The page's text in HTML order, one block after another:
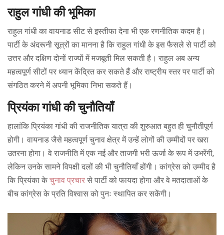
राहुल गांधी की भूमिका
राहुल गांधी का वायनाड सीट से इस्तीफा देना भी एक रणनीतिक कदम है।
पार्टी के अंदरूनी सूत्रों का मानना है कि राहुल गांधी के इस फैसले से पार्टी को
उत्तर और दक्षिण दोनों राज्यों में मजबूती मिल सकती है। राहुल अब अन्य
महत्वपूर्ण सीटों पर ध्यान केंद्रित कर सकते हैं और राष्ट्रीय स्तर पर पार्टी को
संगठित करने में अपनी भूमिका निभा सकते हैं।
प्रियंका गांधी की चुनौतियाँ
हालांकि प्रियंका गांधी की राजनीतिक यात्रा की शुरुआत बहुत ही चुनौतीपूर्ण
होगी। वायनाड जैसे महत्वपूर्ण चुनाव क्षेत्र में उन्हें लोगों की उम्मीदों पर खरा
उतरना होगा। वे राजनीति में एक नई और ताजगी भरी ऊर्जा के रूप में उभरेंगी,
लेकिन उनके सामने विपक्षी दलों की भी चुनौतियाँ होंगी। कांग्रेस को उम्मीद है
कि प्रियंका के चुनाव प्रचार से पार्टी को फायदा होगा और वे मतदाताओं के
बीच कांग्रेस के प्रति विश्वास को पुनः स्थापित कर सकेंगी।